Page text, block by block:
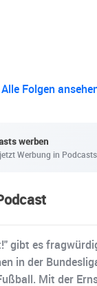
Alle Folgen
werben
Werbung in Podcasts.
gibt es
in der
Mit der